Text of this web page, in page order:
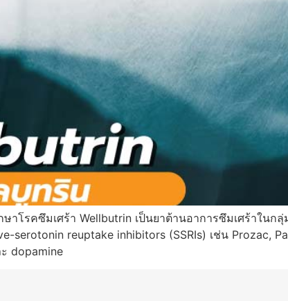
โรคซึมเศร้า Wellbutrin เป็นยาต้านอาการซึมเศร้าในกลุ่
serotonin reuptake inhibitors (SSRIs) เช่น Prozac,
dopamine